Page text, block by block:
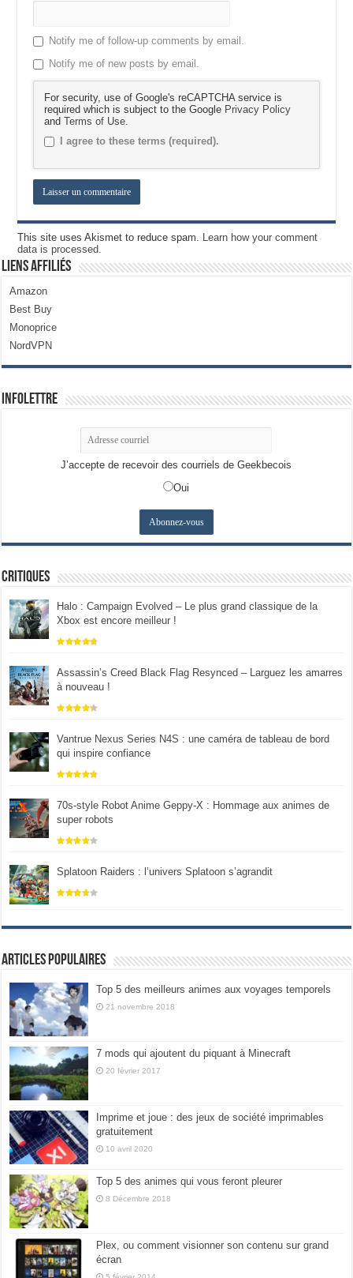
Notify me of follow-up comments by email.
Notify me of new posts by email.
For security, use of Google's reCAPTCHA service is
required which is subject to the Google Privacy Policy
andTerms of Use
I agree to these terms (required).
This site uses Akismet to reduce spam. Learn how your comment
data is processed.
Liens Affiliés
Amazon
Best Buy
Monoprice
NordVPN
Infolettre
J’accepte de recevoir des courriels de Geekbecois
Oui
Critiques
Halo : Campaign Evolved – Le plus grand classique de la
Xbox est encore meilleur !
Assassin’s Creed Black Flag Resynced – Larguez les amarres
à nouveau !
Vantrue Nexus Series N4S : une caméra de tableau de bord
qui inspire confiance
70s-style Robot Anime Geppy-X : Hommage aux animes de
super robots
Splatoon Raiders : l’univers Splatoon s’agrandit
Articles populaires
Top 5 des meilleurs animes aux voyages temporels
21 novembre 2018
7 mods qui ajoutent du piquant à Minecraft
20 février 2017
Imprime et joue : des jeux de société imprimables
gratuitement
10 avril 2020
Top 5 des animes qui vous feront pleurer
8 Décembre 2018
Plex, ou comment visionner son contenu sur grand
écran